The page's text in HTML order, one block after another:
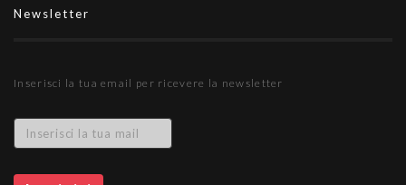
Newsletter
Inserisci la tua email per ricevere la newsletter